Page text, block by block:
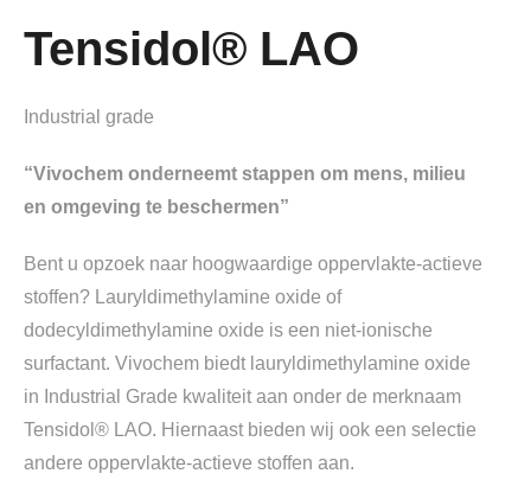
Tensidol® LAO
Industrial grade
“Vivochem onderneemt stappen om mens, milieu
en omgeving te beschermen”
Bent u opzoek naar hoogwaardige oppervlakte-actieve
stoffen? Lauryldimethylamine oxide of
dodecyldimethylamine oxide is een niet-ionische
surfactant. Vivochem biedt lauryldimethylamine oxide
in Industrial Grade kwaliteit aan onder de merknaam
Tensidol® LAO. Hiernaast bieden wij ook een selectie
andere oppervlakte-actieve stoffen aan.